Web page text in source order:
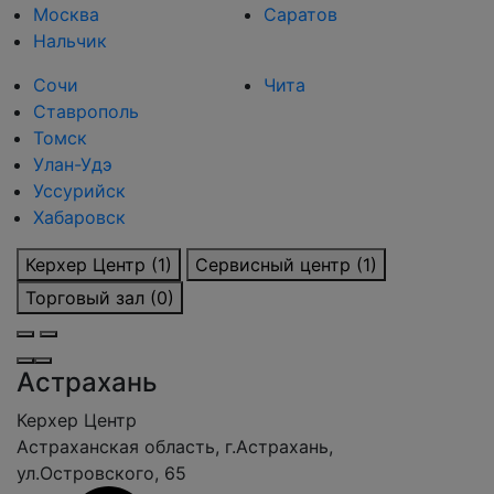
Москва
Нальчик
Саратов
Сочи
Ставрополь
Томск
Улан-Удэ
Уссурийск
Хабаровск
Чита
Керхер Центр (1)
Сервисный центр (1)
Торговый зал (0)
Астрахань
Керхер Центр
Астраханская область, г.Астрахань,
ул.Островского, 65